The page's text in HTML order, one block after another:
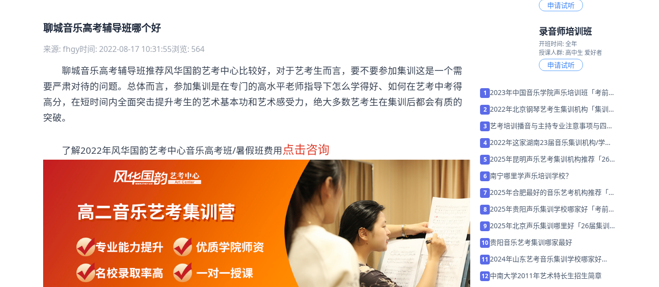
聊城音乐高考辅导班哪个好
来源: fhgy时间: 2022-08-17 10:31:55浏览: 564
聊城音乐高考辅导班推荐风华国韵艺考中心比较好，对于艺考生而言，要不要参加集训这是一个需
要严肃对待的问题。总体而言，参加集训是在专门的高水平老师指导下怎么学得好、如何在艺考中考得
高分，在短时间内全面突击提升考生的艺术基本功和艺术感受力，绝大多数艺考生在集训后都会有质的
突破。
了解2022年风华国韵艺考中心音乐高考班/暑假班费用点击咨询
申请试听
录音师培训班
开班时间: 全年
授课人群: 高中生 爱好者
申请试听
1 2023年中国音乐学院声乐培训班「考前集
2 2022年北京钢琴艺考生集训机构「集训营
3 艺考培训播音与主持专业注意事项与四大
4 2022年这家湖南23届音乐集训机构/学校
5 2025年昆明声乐艺考集训机构推荐「26
6 南宁哪里学声乐培训学校？
7 2025年合肥最好的音乐艺考机构推荐「考
8 2025年贵阳声乐集训学校哪家好「考前集
9 2025年北京声乐集训哪里好「26届集训
10贵阳音乐艺考集训哪家最好
11 2024年山东艺考音乐集训学校哪家好
12 中南大学2011年艺术特长生招生简章